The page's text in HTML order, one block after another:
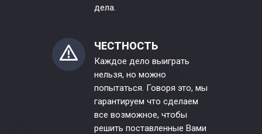
дела.
ЧЕСТНОСТЬ
Каждое дело выиграть
нельзя, но можно
попытаться. Говоря это, мы
гарантируем что сделаем
все возможное, чтобы
решить поставленные Вами